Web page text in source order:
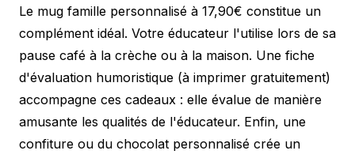
Le mug famille personnalisé à 17,90€ constitue un
complément idéal. Votre éducateur l'utilise lors de sa
pause café à la crèche ou à la maison. Une fiche
d'évaluation humoristique (à imprimer gratuitement)
accompagne ces cadeaux : elle évalue de manière
amusante les qualités de l'éducateur. Enfin, une
confiture ou du chocolat personnalisé crée un